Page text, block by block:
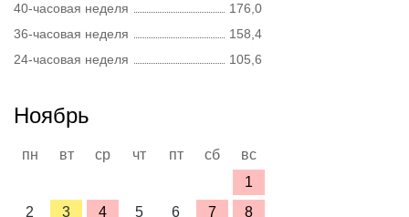
40-часовая неделя
176,0
36-часовая неделя
158,4
24-часовая неделя
105,6
Ноябрь
пн вт ср чт пт сб
вс
1
2
3 4 5 6 7 8